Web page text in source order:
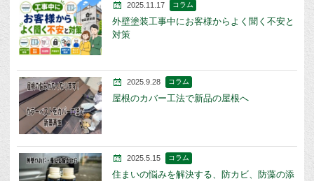
2025.11.17 コラム
外壁塗装工事中にお客様からよく聞く不安と
対策
2025.9.28 コラム
屋根のカバー工法で新品の屋根へ
2025.5.15 コラム
住まいの悩みを解決する、防カビ、防藻の添